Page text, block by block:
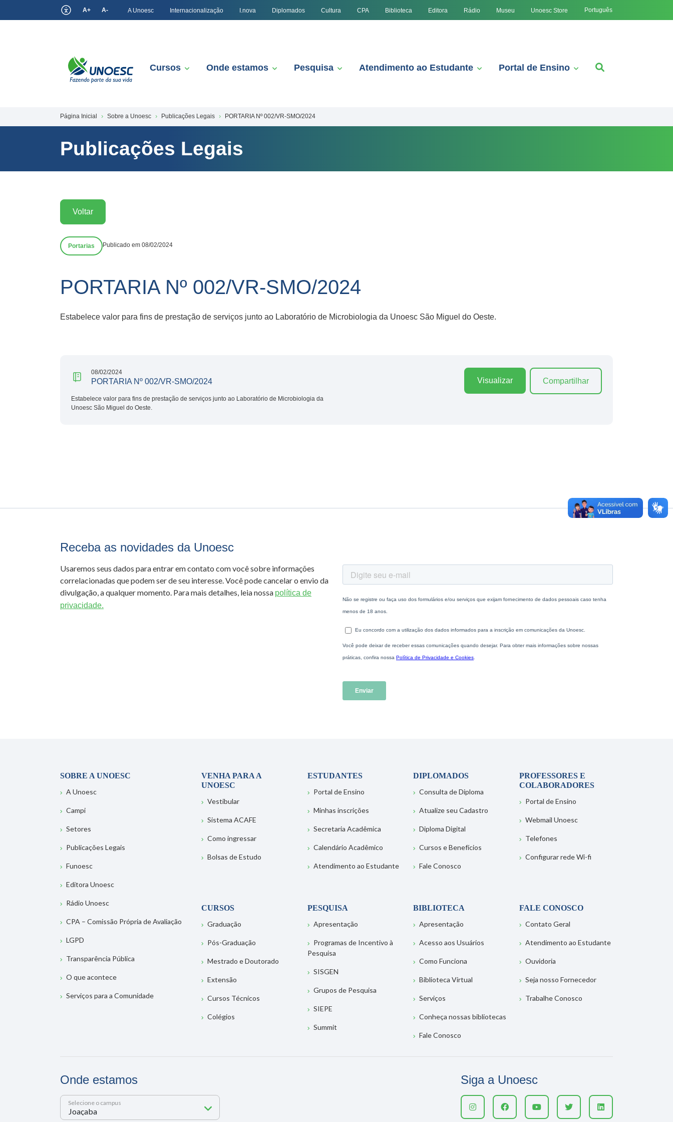
A+ A- A Unoesc Internacionalização I.nova Diplomados Cultura CPA Biblioteca Editora Rádio Museu Unoesc Store Português
Cursos Onde estamos Pesquisa Atendimento ao Estudante Portal de Ensino
Página Inicial Sobre a Unoesc Publicações Legais PORTARIA Nº 002/VR-SMO/2024
Publicações Legais
Voltar
Portarias Publicado em 08/02/2024
PORTARIA Nº 002/VR-SMO/2024
Estabelece valor para fins de prestação de serviços junto ao Laboratório de Microbiologia da Unoesc São Miguel do Oeste.
08/02/2024
PORTARIA Nº 002/VR-SMO/2024
Estabelece valor para fins de prestação de serviços junto ao Laboratório de Microbiologia da
Unoesc São Miguel do Oeste.
Visualizar Compartilhar
Receba as novidades da Unoesc
Usaremos seus dados para entrar em contato com você sobre informações
correlacionadas que podem ser de seu interesse. Você pode cancelar o envio da
divulgação, a qualquer momento. Para mais detalhes, leia nossa política de
privacidade.
SOBRE A UNOESC
A Unoesc
Campi
Setores
Publicações Legais
Funoesc
Editora Unoesc
Rádio Unoesc
CPA – Comissão Própria de Avaliação
LGPD
Transparência Pública
O que acontece
Serviços para a Comunidade
VENHA PARA A
UNOESC
Vestibular
Sistema ACAFE
Como ingressar
Bolsas de Estudo
ESTUDANTES
Portal de Ensino
Minhas inscrições
Secretaria Acadêmica
Calendário Acadêmico
Atendimento ao Estudante
DIPLOMADOS
Consulta de Diploma
Atualize seu Cadastro
Diploma Digital
Cursos e Benefícios
Fale Conosco
PROFESSORES E
COLABORADORES
Portal de Ensino
Webmail Unoesc
Telefones
Configurar rede Wi-fi
CURSOS
Graduação
Pós-Graduação
Mestrado e Doutorado
Extensão
Cursos Técnicos
Colégios
PESQUISA
Apresentação
Programas de Incentivo à
Pesquisa
SISGEN
Grupos de Pesquisa
SIEPE
Summit
BIBLIOTECA
Apresentação
Acesso aos Usuários
Como Funciona
Biblioteca Virtual
Serviços
Conheça nossas bibliotecas
Fale Conosco
FALE CONOSCO
Contato Geral
Atendimento ao Estudante
Ouvidoria
Seja nosso Fornecedor
Trabalhe Conosco
Onde estamos
Selecione o campus
Siga a Unoesc